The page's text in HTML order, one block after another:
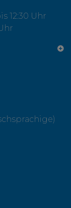
12:30 Uhr